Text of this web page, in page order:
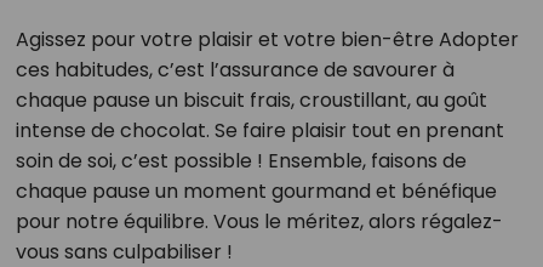
Agissez pour votre plaisir et votre bien-être Adopter
ces habitudes, c’est l’assurance de savourer à
chaque pause un biscuit frais, croustillant, au goût
intense de chocolat. Se faire plaisir tout en prenant
soin de soi, c’est possible ! Ensemble, faisons de
chaque pause un moment gourmand et bénéfique
pour notre équilibre. Vous le méritez, alors régalez-
vous sans culpabiliser !